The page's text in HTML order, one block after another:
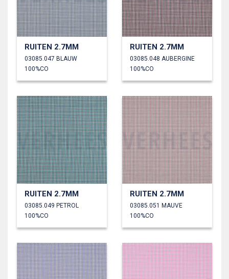
RUITEN 2.7MM
03085.047 BLAUW
100%CO
RUITEN 2.7MM
03085.048 AUBERGINE
100%CO
RUITEN 2.7MM
03085.049 PETROL
100%CO
RUITEN 2.7MM
03085.051 MAUVE
100%CO